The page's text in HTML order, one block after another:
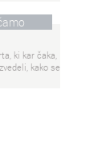
ki kar čaka,
kako se